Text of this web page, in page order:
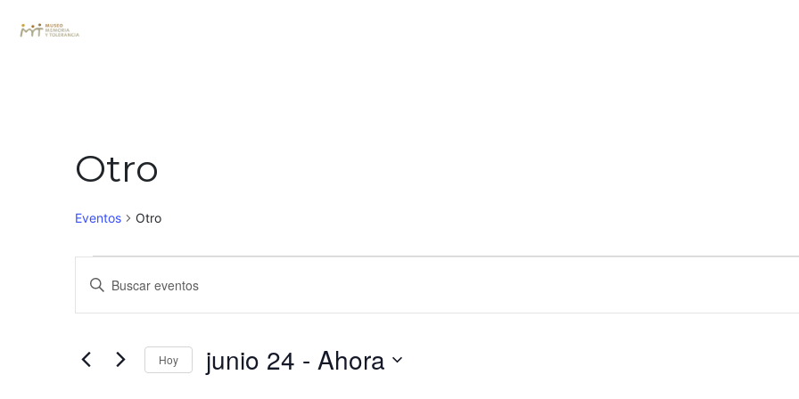
Otro
Eventos Otro
Búsqueda
y
navegació
de
Introduce
Busca
Hoy junio 24 - Ahora